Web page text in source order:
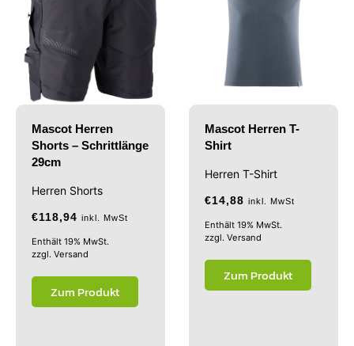
Mascot Herren
Shorts – Schrittlänge
29cm
Herren Shorts
€118,94 inkl. MwSt
Enthält 19% MwSt.
zzgl. Versand
Zum Produkt
Mascot Herren T-
Shirt
Herren T-Shirt
€14,88 inkl. MwSt
Enthält 19% MwSt.
zzgl. Versand
Zum Produkt